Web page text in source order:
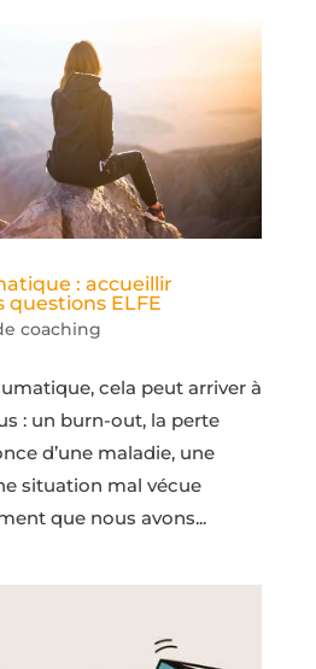
: accueillir
questions ELFE
coaching
cela peut arriver à
: un burn-out, la perte
d’une maladie, une
situation mal vécue
que nous avons...